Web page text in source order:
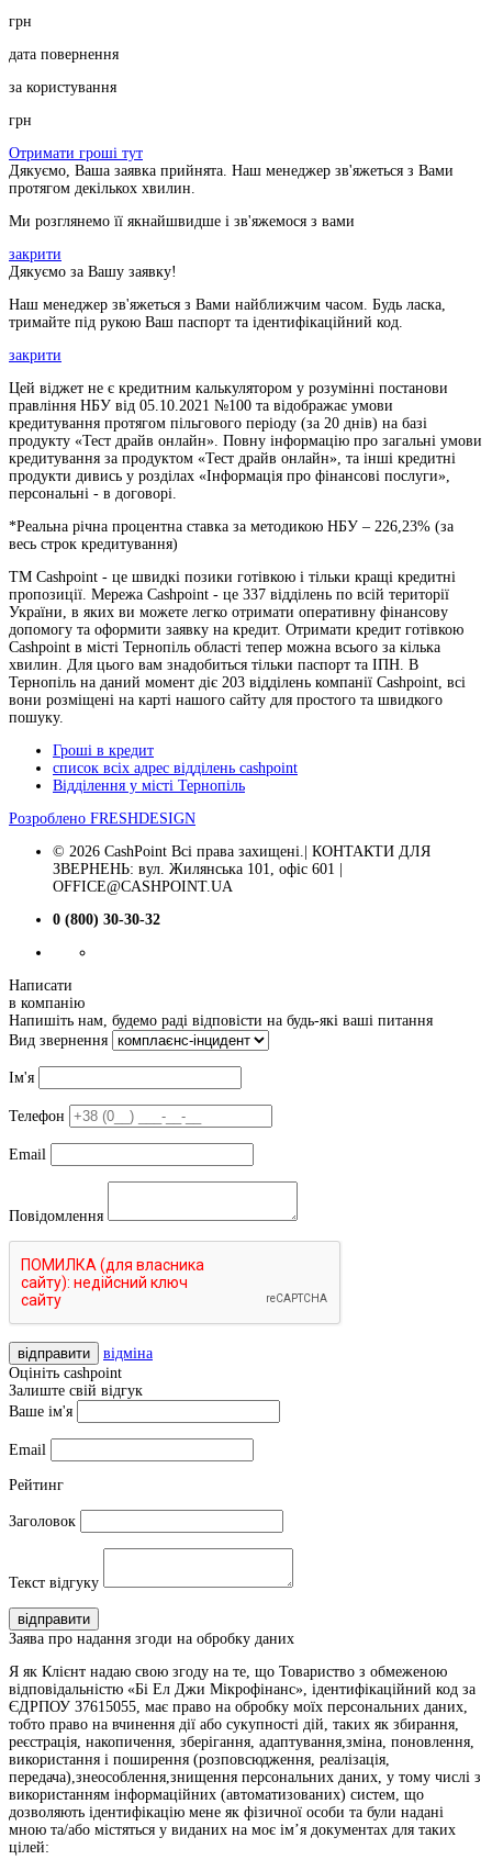
грн
дата повернення
за користування
грн
Отримати гроші тут
Дякуємо, Ваша заявка прийнята. Наш менеджер зв'яжеться з Вами
протягом декількох хвилин.
Ми розглянемо її якнайшвидше і зв'яжемося з вами
закрити
Дякуємо за Вашу заявку!
Наш менеджер зв'яжеться з Вами найближчим часом. Будь ласка,
тримайте під рукою Ваш паспорт та ідентифікаційний код.
закрити
Цей віджет не є кредитним калькулятором у розумінні постанови
правління НБУ від 05.10.2021 №100 та відображає умови
кредитування протягом пільгового періоду (за 20 днів) на базі
продукту «Тест драйв онлайн». Повну інформацію про загальні умови
кредитування за продуктом «Тест драйв онлайн», та інші кредитні
продукти дивись у розділах «Інформація про фінансові послуги»,
персональні - в договорі.
*Реальна річна процентна ставка за методикою НБУ – 226,23% (за
весь строк кредитування)
ТМ Cashpoint - це швидкі позики готівкою і тільки кращі кредитні
пропозиції. Мережа Cashpoint - це 337 відділень по всій території
України, в яких ви можете легко отримати оперативну фінансову
допомогу та оформити заявку на кредит. Отримати кредит готівкою
Cashpoint в місті Тернопіль області тепер можна всього за кілька
хвилин. Для цього вам знадобиться тільки паспорт та ІПН. В
Тернопіль на даний момент діє 203 відділень компанії Cashpoint, всі
вони розміщені на карті нашого сайту для простого та швидкого
пошуку.
Гроші в кредит
список всіх адрес відділень cashpoint
Відділення у місті Тернопіль
Розроблено FRESHDESIGN
© 2026 CashPoint Всі права захищені.| КОНТАКТИ ДЛЯ
ЗВЕРНЕНЬ: вул. Жилянська 101, офіс 601 |
OFFICE@CASHPOINT.UA
0 (800) 30-30-32
Написати
в компанію
Напишіть нам, будемо раді відповісти на будь-які ваші питання
Вид звернення
Ім'я
Телефон
Email
Повідомлення
відправити
відміна
Оцініть cashpoint
Залиште свій відгук
Ваше ім'я
Email
Рейтинг
Заголовок
Текст відгуку
відправити
Заява про надання згоди на обробку даних
Я як Клієнт надаю свою згоду на те, що Товариство з обмеженою
відповідальністю «Бі Ел Джи Мікрофінанс», ідентифікаційний код за
ЄДРПОУ 37615055, має право на обробку моїх персональних даних,
тобто право на вчинення дії або сукупності дій, таких як збирання,
реєстрація, накопичення, зберігання, адаптування,зміна, поновлення,
використання і поширення (розповсюдження, реалізація,
передача),знеособлення,знищення персональних даних, у тому числі з
використанням інформаційних (автоматизованих) систем, що
дозволяють ідентифікацію мене як фізичної особи та були надані
мною та/або містяться у виданих на моє ім’я документах для таких
цілей: